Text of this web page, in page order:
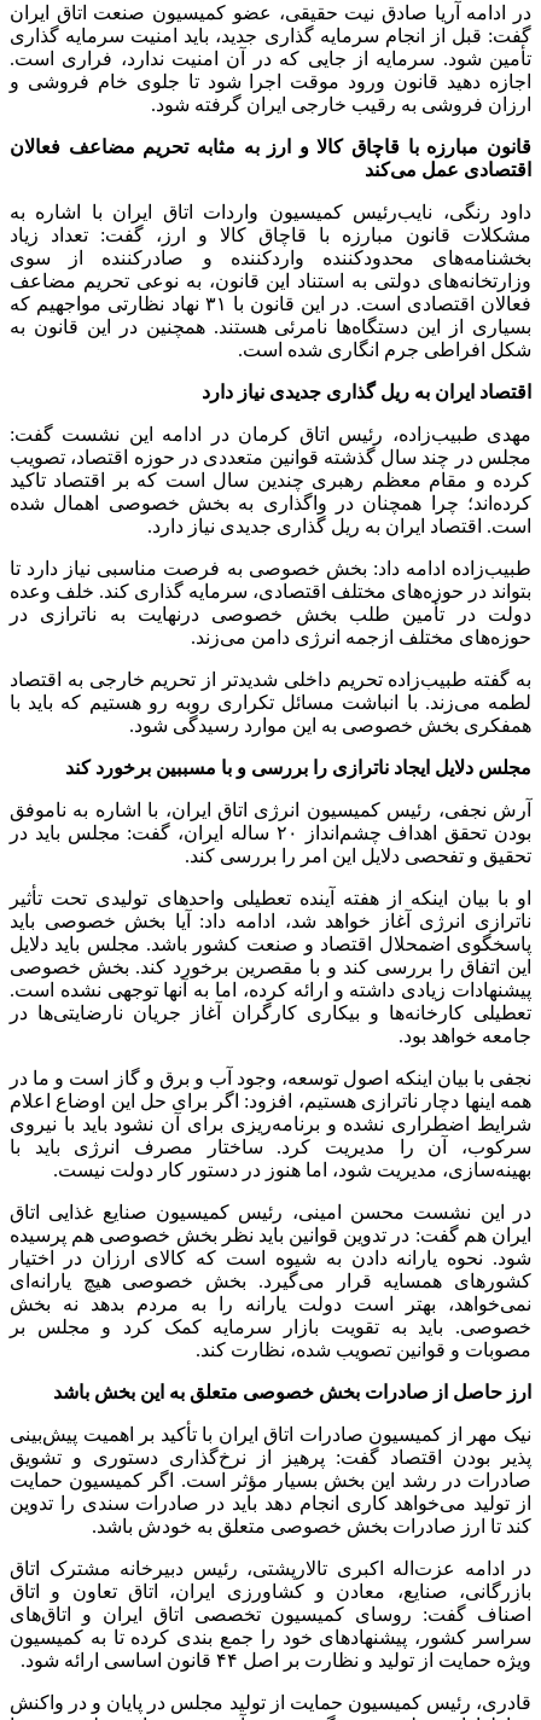
در ادامه آریا صادق نیت حقیقی، عضو کمیسیون صنعت اتاق ایران
گفت: قبل از انجام سرمایه گذاری جدید، باید امنیت سرمایه گذاری
تأمین شود. سرمایه از جایی که در آن امنیت ندارد، فراری است.
اجازه دهید قانون ورود موقت اجرا شود تا جلوی خام فروشی و
ارزان فروشی به رقیب خارجی ایران گرفته شود.
قانون مبارزه با قاچاق کالا و ارز به مثابه تحریم مضاعف فعالان
اقتصادی عمل می‌کند
داود رنگی، نایب‌رئیس کمیسیون واردات اتاق ایران با اشاره به
مشکلات قانون مبارزه با قاچاق کالا و ارز، گفت: تعداد زیاد
بخشنامه‌های محدودکننده واردکننده و صادرکننده از سوی
وزارتخانه‌های دولتی به استناد این قانون، به نوعی تحریم مضاعف
فعالان اقتصادی است. در این قانون با ۳۱ نهاد نظارتی مواجهیم که
بسیاری از این دستگاه‌ها نامرئی هستند. همچنین در این قانون به
شکل افراطی جرم انگاری شده است.
اقتصاد ایران به ریل گذاری جدیدی نیاز دارد
مهدی طبیب‌زاده، رئیس اتاق کرمان در ادامه این نشست گفت:
مجلس در چند سال گذشته قوانین متعددی در حوزه اقتصاد، تصویب
کرده و مقام معظم رهبری چندین سال است که بر اقتصاد تاکید
کرده‌اند؛ چرا همچنان در واگذاری به بخش خصوصی اهمال شده
است. اقتصاد ایران به ریل گذاری جدیدی نیاز دارد.
طبیب‌زاده ادامه داد: بخش خصوصی به فرصت مناسبی نیاز دارد تا
بتواند در حوزه‌های مختلف اقتصادی، سرمایه گذاری کند. خلف وعده
دولت در تأمین طلب بخش خصوصی درنهایت به ناترازی در
حوزه‌های مختلف ازجمه انرژی دامن می‌زند.
به گفته طبیب‌زاده تحریم داخلی شدیدتر از تحریم خارجی به اقتصاد
لطمه می‌زند. با انباشت مسائل تکراری روبه رو هستیم که باید با
همفکری بخش خصوصی به این موارد رسیدگی شود.
مجلس دلایل ایجاد ناترازی را بررسی و با مسببین برخورد کند
آرش نجفی، رئیس کمیسیون انرژی اتاق ایران، با اشاره به ناموفق
بودن تحقق اهداف چشم‌انداز ۲۰ ساله ایران، گفت: مجلس باید در
تحقیق و تفحصی دلایل این امر را بررسی کند.
او با بیان اینکه از هفته آینده تعطیلی واحد‌های تولیدی تحت تأثیر
ناترازی انرژی آغاز خواهد شد، ادامه داد: آیا بخش خصوصی باید
پاسخگوی اضمحلال اقتصاد و صنعت کشور باشد. مجلس باید دلایل
این اتفاق را بررسی کند و با مقصرین برخورد کند. بخش خصوصی
پیشنهادات زیادی داشته و ارائه کرده، اما به آنها توجهی نشده است.
تعطیلی کارخانه‌ها و بیکاری کارگران آغاز جریان نارضایتی‌ها در
جامعه خواهد بود.
نجفی با بیان اینکه اصول توسعه، وجود آب و برق و گاز است و ما در
همه اینها دچار ناترازی هستیم، افزود: اگر برای حل این اوضاع اعلام
شرایط اضطراری نشده و برنامه‌ریزی برای آن نشود باید با نیروی
سرکوب، آن را مدیریت کرد. ساختار مصرف انرژی باید با
بهینه‌سازی، مدیریت شود، اما هنوز در دستور کار دولت نیست.
در این نشست محسن امینی، رئیس کمیسیون صنایع غذایی اتاق
ایران هم گفت: در تدوین قوانین باید نظر بخش خصوصی هم پرسیده
شود. نحوه یارانه دادن به شیوه است که کالای ارزان در اختیار
کشور‌های همسایه قرار می‌گیرد. بخش خصوصی هیچ یارانه‌ای
نمی‌خواهد، بهتر است دولت یارانه را به مردم بدهد نه بخش
خصوصی. باید به تقویت بازار سرمایه کمک کرد و مجلس بر
مصوبات و قوانین تصویب شده، نظارت کند.
ارز حاصل از صادرات بخش خصوصی متعلق به این بخش باشد
نیک مهر از کمیسیون صادرات اتاق ایران با تأکید بر اهمیت پیش‌بینی
پذیر بودن اقتصاد گفت: پرهیز از نرخ‌گذاری دستوری و تشویق
صادرات در رشد این بخش بسیار مؤثر است. اگر کمیسیون حمایت
از تولید می‌خواهد کاری انجام دهد باید در صادرات سندی را تدوین
کند تا ارز صادرات بخش خصوصی متعلق به خودش باشد.
در ادامه عزت‌اله اکبری تالارپشتی، رئیس دبیرخانه مشترک اتاق
بازرگانی، صنایع، معادن و کشاورزی ایران، اتاق تعاون و اتاق
اصناف گفت: روسای کمیسیون تخصصی اتاق ایران و اتاق‌های
سراسر کشور، پیشنهاد‌های خود را جمع بندی کرده تا به کمیسیون
ویژه حمایت از تولید و نظارت بر اصل ۴۴ قانون اساسی ارائه شود.
قادری، رئیس کمیسیون حمایت از تولید مجلس در پایان و در واکنش